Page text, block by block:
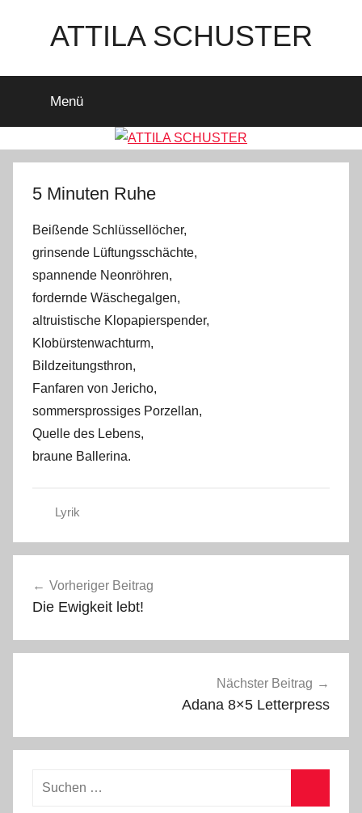
ATTILA SCHUSTER
spannendMenü
5 Minuten Ruhe
Beißende Schlüssellöcher,
grinsende Lüftungsschächte,
spannende Neonröhren,
fordernde Wäschegalgen,
altruistische Klopapierspender,
Klobürstenwachturm,
Bildzeitungsthron,
Fanfaren von Jericho,
sommersprossiges Porzellan,
Quelle des Lebens,
braune Ballerina.
Lyrik
Vorheriger Beitrag
Die Ewigkeit lebt!
Nächster Beitrag
Adana 8×5 Letterpress
Suchen